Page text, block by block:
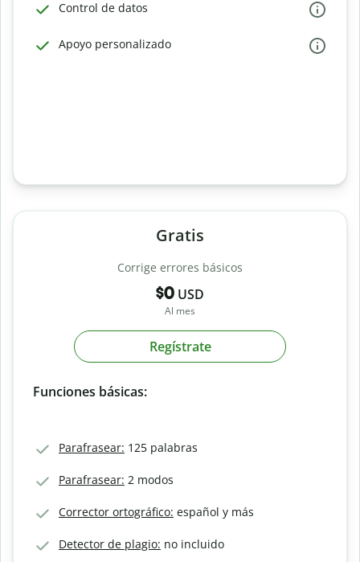
Control de datos
Apoyo personalizado
Gratis
Corrige errores básicos
$0 USD
Al mes
Regístrate
Funciones básicas:
Parafrasear: 125 palabras
Parafrasear: 2 modos
Corrector ortográfico: español y más
Detector de plagio: no incluido